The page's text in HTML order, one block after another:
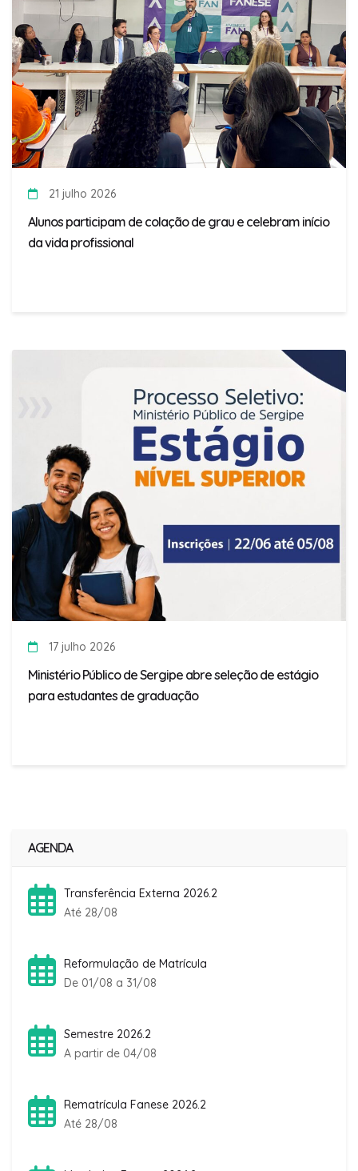
21 julho 2026
Alunos participam de colação de grau e celebram início
da vida profissional
17 julho 2026
Ministério Público de Sergipe abre seleção de estágio
para estudantes de graduação
AGENDA
Transferência Externa 2026.2
Até 28/08
Reformulação de Matrícula
De 01/08 a 31/08
Semestre 2026.2
A partir de 04/08
Rematrícula Fanese 2026.2
Até 28/08